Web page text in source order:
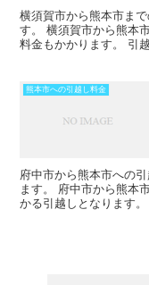
横須賀市から熊本市ま
す。 横須賀市から熊本
料金もかかります。 引
熊本市への引越し料金
府中市から熊本市への
ます。 府中市から熊本
かる引越しとなります